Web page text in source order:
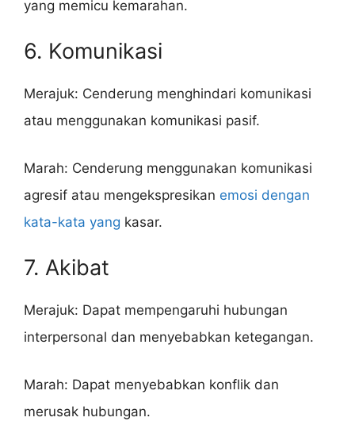
yang memicu kemarahan.
6. Komunikasi
Merajuk: Cenderung menghindari komunikasi
atau menggunakan komunikasi pasif.
Marah: Cenderung menggunakan komunikasi
agresif atau mengekspresikan emosi dengan
kata-kata yang kasar.
7. Akibat
Merajuk: Dapat mempengaruhi hubungan
interpersonal dan menyebabkan ketegangan.
Marah: Dapat menyebabkan konflik dan
merusak hubungan.